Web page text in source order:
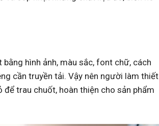
hình ảnh, màu sắc, font chữ, cách
cần truyền tải. Vậy nên người làm thiết
trau chuốt, hoàn thiện cho sản phẩm